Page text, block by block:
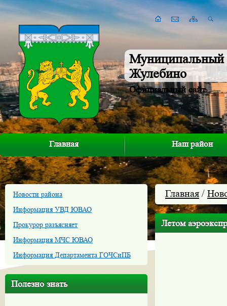
Муниципальный
Жулебино
Официальный сайт
Главная Наш район
Новости района
Информация УВД ЮВАО
Прокурор разъясняет
Информация МЧС ЮВАО
Информация Департамента ГОЧСиПБ
Полезно знать
Главная /
Летом